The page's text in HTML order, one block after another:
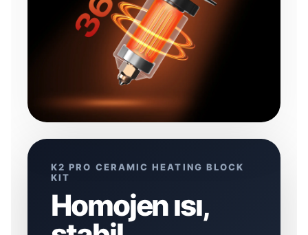
K2 PRO CERAMIC HEATING BLOCK
KIT
Homojen ısı,